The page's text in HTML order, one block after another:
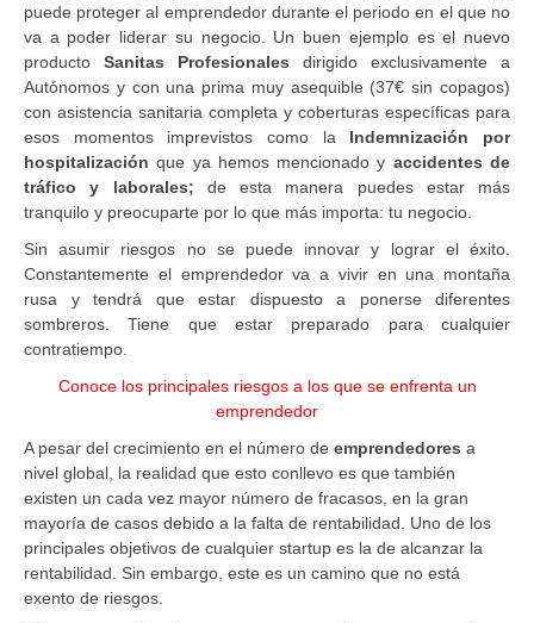
puede proteger al emprendedor durante el periodo en el que no
va a poder liderar su negocio. Un buen ejemplo es el nuevo
producto Sanitas Profesionales dirigido exclusivamente a
Autónomos y con una prima muy asequible (37€ sin copagos)
con asistencia sanitaria completa y coberturas específicas para
esos momentos imprevistos como la Indemnización por
hospitalización que ya hemos mencionado y accidentes de
tráfico y laborales; de esta manera puedes estar más
tranquilo y preocuparte por lo que más importa: tu negocio.
Sin asumir riesgos no se puede innovar y lograr el éxito.
Constantemente el emprendedor va a vivir en una montaña
rusa y tendrá que estar dispuesto a ponerse diferentes
sombreros. Tiene que estar preparado para cualquier
contratiempo.
Conoce los principales riesgos a los que se enfrenta un
emprendedor
A pesar del crecimiento en el número de emprendedores a
nivel global, la realidad que esto conllevo es que también
existen un cada vez mayor número de fracasos, en la gran
mayoría de casos debido a la falta de rentabilidad. Uno de los
principales objetivos de cualquier startup es la de alcanzar la
rentabilidad. Sin embargo, este es un camino que no está
exento de riesgos.